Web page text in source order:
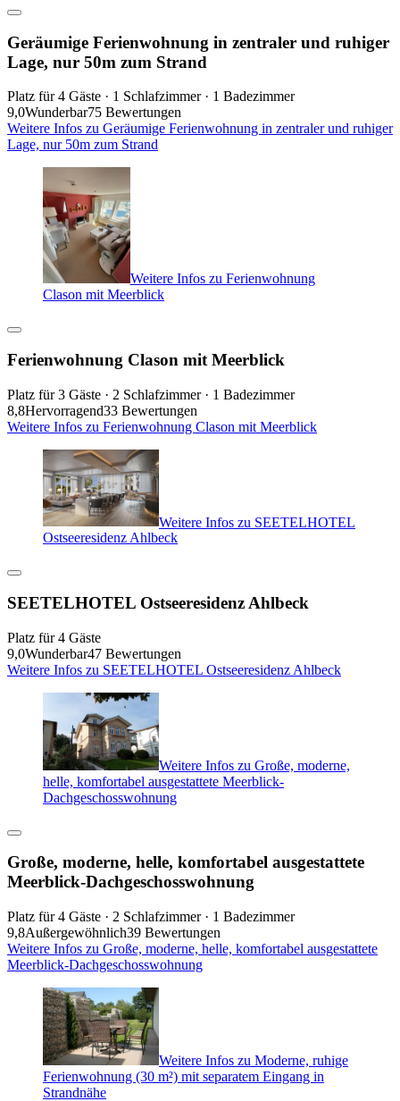
Geräumige Ferienwohnung in zentraler und ruhiger
Lage, nur 50m zum Strand
Platz für 4 Gäste · 1 Schlafzimmer · 1 Badezimmer
9,0Wunderbar75 Bewertungen
Weitere Infos zu Geräumige Ferienwohnung in zentraler und ruhiger
Lage, nur 50m zum Strand
Weitere Infos zu Ferienwohnung
Clason mit Meerblick
Ferienwohnung Clason mit Meerblick
Platz für 3 Gäste · 2 Schlafzimmer · 1 Badezimmer
8,8Hervorragend33 Bewertungen
Weitere Infos zu Ferienwohnung Clason mit Meerblick
Weitere Infos zu SEETELHOTEL
Ostseeresidenz Ahlbeck
SEETELHOTEL Ostseeresidenz Ahlbeck
Platz für 4 Gäste
9,0Wunderbar47 Bewertungen
Weitere Infos zu SEETELHOTEL Ostseeresidenz Ahlbeck
Weitere Infos zu Große, moderne,
helle, komfortabel ausgestattete Meerblick-
Dachgeschosswohnung
Große, moderne, helle, komfortabel ausgestattete
Meerblick-Dachgeschosswohnung
Platz für 4 Gäste · 2 Schlafzimmer · 1 Badezimmer
9,8Außergewöhnlich39 Bewertungen
Weitere Infos zu Große, moderne, helle, komfortabel ausgestattete
Meerblick-Dachgeschosswohnung
Weitere Infos zu Moderne, ruhige
Ferienwohnung (30 m²) mit separatem Eingang in
Strandnähe